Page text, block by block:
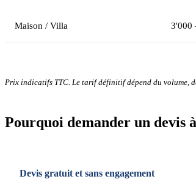
Maison / Villa 3'000
Prix indicatifs TTC. Le tarif définitif dépend du volume,
Pourquoi demander un devis
Devis gratuit et sans engagement